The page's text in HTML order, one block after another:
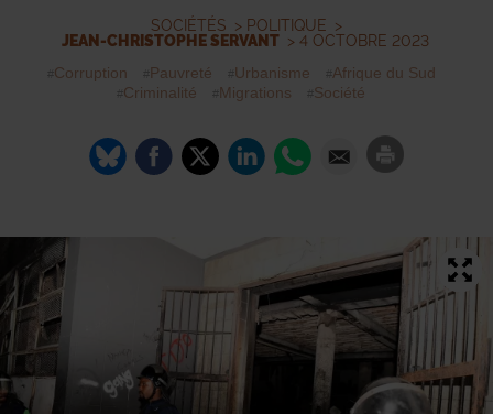
SOCIÉTÉS > POLITIQUE >
JEAN-CHRISTOPHE SERVANT > 4 OCTOBRE 2023
Corruption Pauvreté Urbanisme
Afrique du Sud
Criminalité
Migrations Société